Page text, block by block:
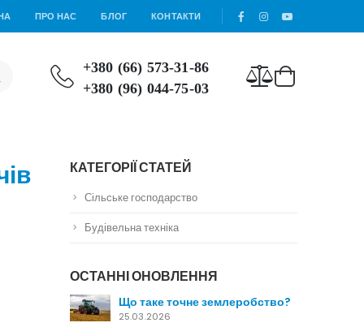
ПРО НАС БЛОГ КОНТАКТИ
+380 (66) 573-31-86
+380 (96) 044-75-03
КАТЕГОРІЇ СТАТЕЙ
Сільське господарство
Будівельна техніка
ОСТАННІ ОНОВЛЕННЯ
Що таке точне землеробство?
25.03.2026